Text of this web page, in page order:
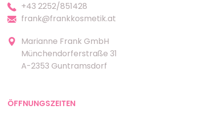
+43 2252/851428
frank@frankkosmetik.at
Marianne Frank GmbH
Münchendorferstraße 31
A-2353 Guntramsdorf
ÖFFNUNGSZEITEN